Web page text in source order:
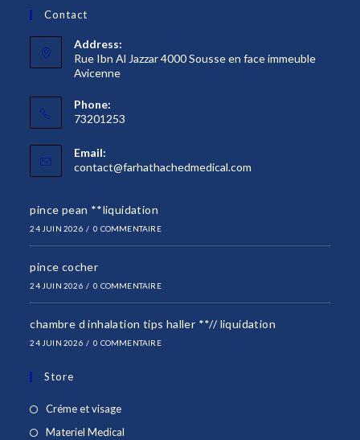
Contact
Address:
Rue Ibn Al Jazzar 4000 Sousse en face immeuble
Avicenne
Phone:
73201253
Email:
contact@farhathachedmedical.com
pince pean **liquidation
24 JUIN 2026 / 0 COMMENTAIRE
pince cocher
24 JUIN 2026 / 0 COMMENTAIRE
chambre d inhalation tips haller **// liquidation
24 JUIN 2026 / 0 COMMENTAIRE
Store
Créme et visageS’ouvre
dans
Materiel Medical